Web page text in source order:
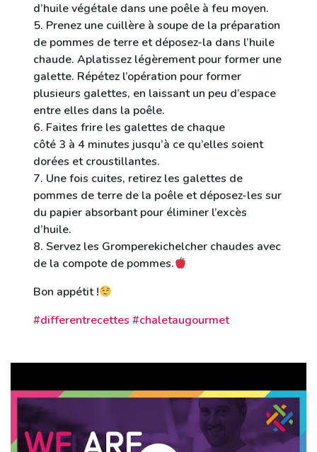
d’huile végétale dans une poêle à feu moyen.
5. Prenez une cuillère à soupe de la préparation
de pommes de terre et déposez-la dans l’huile
chaude. Aplatissez légèrement pour former une
galette. Répétez l’opération pour former
plusieurs galettes, en laissant un peu d’espace
entre elles dans la poêle.
6. Faites frire les galettes de chaque
côté 3 à 4 minutes jusqu’à ce qu’elles soient
dorées et croustillantes.
7. Une fois cuites, retirez les galettes de
pommes de terre de la poêle et déposez-les sur
du papier absorbant pour éliminer l’excès
d’huile.
8. Servez les Gromperekichelcher chaudes avec
de la compote de pommes.
Bon appétit !
#differentrecettes #chaletaugourmet